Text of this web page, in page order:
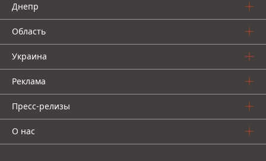
Днепр
Область
Украина
Реклама
Пресс-релизы
О нас